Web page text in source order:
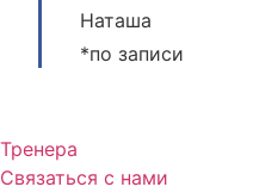
Наташа
*по записи
Тренера
Связаться с нами